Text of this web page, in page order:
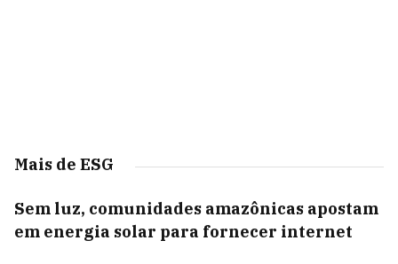
Mais de ESG
Sem luz, comunidades amazônicas apostam
em energia solar para fornecer internet